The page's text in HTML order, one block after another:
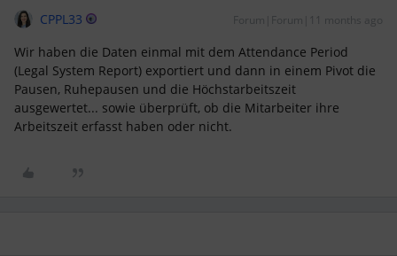
CPPL33 Forum|Forum|11 months ago
Wir haben die Daten einmal mit dem Attendance Period
(Legal System Report) exportiert und dann in einem Pivot die
Pausen, Ruhepausen und die Höchstarbeitszeit
ausgewertet... sowie überprüft, ob die Mitarbeiter ihre
Arbeitszeit erfasst haben oder nicht.